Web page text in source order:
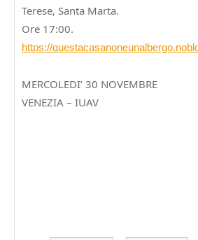
Terese, Santa Marta.
Ore 17:00.
https://
MERCOLEDI’ 30 NOVEMBRE
VENEZIA – IUAV